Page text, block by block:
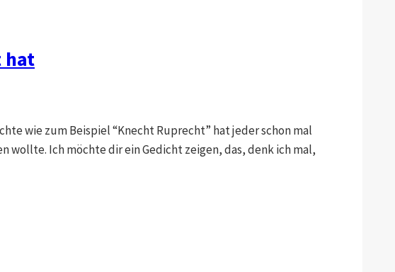
hat
wie zum Beispiel “Knecht Ruprecht” hat jeder schon mal
wollte. Ich möchte dir ein Gedicht zeigen, das, denk ich mal,